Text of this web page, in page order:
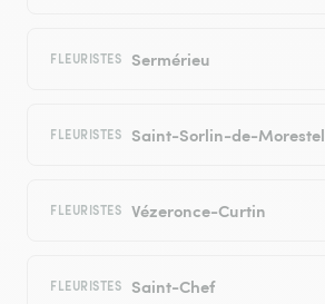
FLEURISTES Sermérieu
FLEURISTES Saint-Sorlin-de-Morestel
FLEURISTES Vézeronce-Curtin
FLEURISTES Saint-Chef